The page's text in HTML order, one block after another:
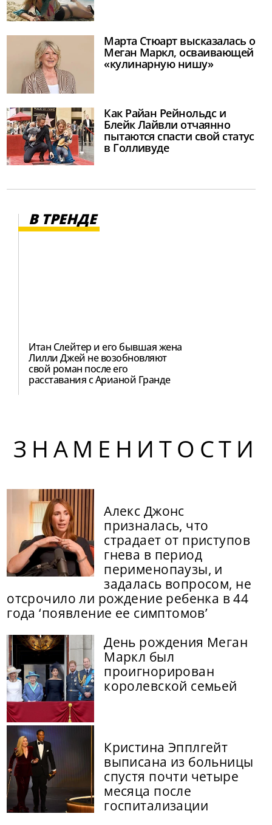
Марта Стюарт высказалась о
Меган Маркл, осваивающей
«кулинарную нишу»
Как Райан Рейнольдс и
Блейк Лайвли отчаянно
пытаются спасти свой статус
в Голливуде
В ТРЕНДЕ
Итан Слейтер и его бывшая жена
Лилли Джей не возобновляют
свой роман после его
расставания с Арианой Гранде
ЗНАМЕНИТОСТИ
Алекс Джонс
призналась, что
страдает от приступов
гнева в период
перименопаузы, и
задалась вопросом, не
отсрочило ли рождение ребенка в 44
года ‘появление ее симптомов’
День рождения Меган
Маркл был
проигнорирован
королевской семьей
Кристина Эпплгейт
выписана из больницы
спустя почти четыре
месяца после
госпитализации